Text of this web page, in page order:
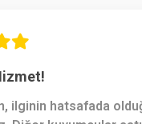
ilginin hatsafada